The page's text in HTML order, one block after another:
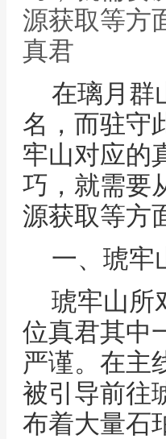
源获取等方
真君
在璃月群
名，而驻守
牢山对应的
巧，就需要
源获取等方
一、琥牢
琥牢山所
位真君其中
严谨。在主
被引导前往
布着大量石